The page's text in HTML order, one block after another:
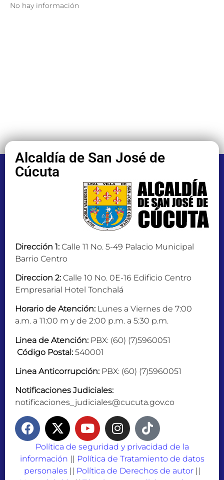
No hay información
Alcaldía de San José de
Cúcuta
Dirección 1: Calle 11 No. 5-49 Palacio Municipal
Barrio Centro
Direccion 2: Calle 10 No. 0E-16 Edificio Centro
Empresarial Hotel Tonchalá
Horario de Atención: Lunes a Viernes de 7:00
a.m. a 11:00 m y de 2:00 p.m. a 5:30 p.m.
Linea de Atención: PBX: (60) (7)5960051
Código Postal: 540001
Linea Anticorrupción: PBX: (60) (7)5960051
Notificaciones Judiciales:
notificaciones_judiciales@cucuta.gov.co
Política de seguridad y privacidad de la
información || Política de Tratamiento de datos
personales || Política de Derechos de autor||